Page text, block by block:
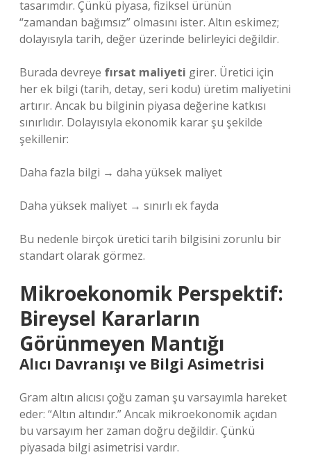
tasarımdır. Çünkü piyasa, fiziksel ürünün
“zamandan bağımsız” olmasını ister. Altın eskimez;
dolayısıyla tarih, değer üzerinde belirleyici değildir.
Burada devreye fırsat maliyeti girer. Üretici için
her ek bilgi (tarih, detay, seri kodu) üretim maliyetini
artırır. Ancak bu bilginin piyasa değerine katkısı
sınırlıdır. Dolayısıyla ekonomik karar şu şekilde
şekillenir:
Daha fazla bilgi → daha yüksek maliyet
Daha yüksek maliyet → sınırlı ek fayda
Bu nedenle birçok üretici tarih bilgisini zorunlu bir
standart olarak görmez.
Mikroekonomik Perspektif:
Bireysel Kararların
Görünmeyen Mantığı
Alıcı Davranışı ve Bilgi Asimetrisi
Gram altın alıcısı çoğu zaman şu varsayımla hareket
eder: “Altın altındır.” Ancak mikroekonomik açıdan
bu varsayım her zaman doğru değildir. Çünkü
piyasada bilgi asimetrisi vardır.